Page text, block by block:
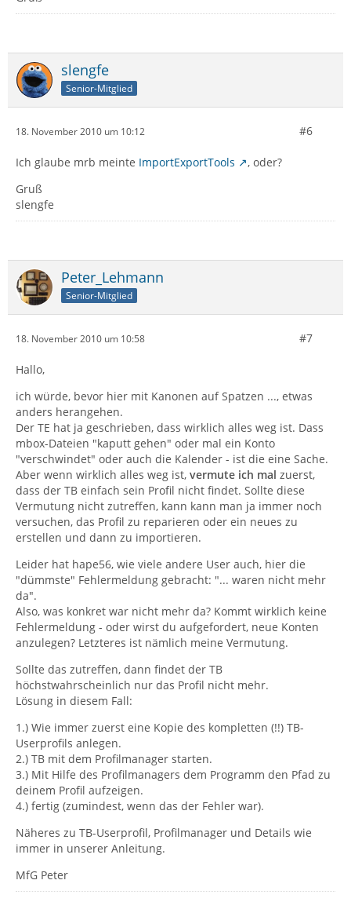
slengfe
Senior-Mitglied
18. November 2010 um 10:12 #6
Ich glaube mrb meinte ImportExportTools
, oder?
Gruß
slengfe
Peter_Lehmann
Senior-Mitglied
18. November 2010 um 10:58 #7
Hallo,
ich würde, bevor hier mit Kanonen auf Spatzen ..., etwas
anders herangehen.
Der TE hat ja geschrieben, dass wirklich alles weg ist. Dass
mbox-Dateien "kaputt gehen" oder mal ein Konto
"verschwindet" oder auch die Kalender - ist die eine Sache.
Aber wenn wirklich alles weg ist, vermute ich mal zuerst,
dass der TB einfach sein Profil nicht findet. Sollte diese
Vermutung nicht zutreffen, kann kann man ja immer noch
versuchen, das Profil zu reparieren oder ein neues zu
erstellen und dann zu importieren.
Leider hat hape56, wie viele andere User auch, hier die
"dümmste" Fehlermeldung gebracht: "... waren nicht mehr
da".
Also, was konkret war nicht mehr da? Kommt wirklich keine
Fehlermeldung - oder wirst du aufgefordert, neue Konten
anzulegen? Letzteres ist nämlich meine Vermutung.
Sollte das zutreffen, dann findet der TB
höchstwahrscheinlich nur das Profil nicht mehr.
Lösung in diesem Fall:
1.) Wie immer zuerst eine Kopie des kompletten (!!) TB-
Userprofils anlegen.
2.) TB mit dem Profilmanager starten.
3.) Mit Hilfe des Profilmanagers dem Programm den Pfad zu
deinem Profil aufzeigen.
4.) fertig (zumindest, wenn das der Fehler war).
Näheres zu TB-Userprofil, Profilmanager und Details wie
immer in unserer Anleitung.
MfG Peter